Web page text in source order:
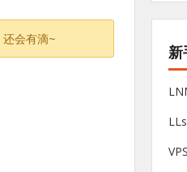
会有滴~
新